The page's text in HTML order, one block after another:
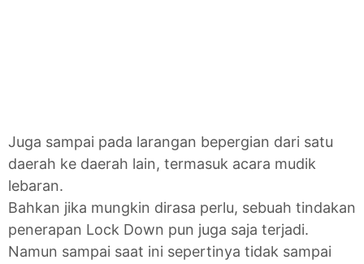
Juga sampai pada larangan bepergian dari satu
daerah ke daerah lain, termasuk acara mudik
lebaran.
Bahkan jika mungkin dirasa perlu, sebuah tindakan
penerapan Lock Down pun juga saja terjadi.
Namun sampai saat ini sepertinya tidak sampai